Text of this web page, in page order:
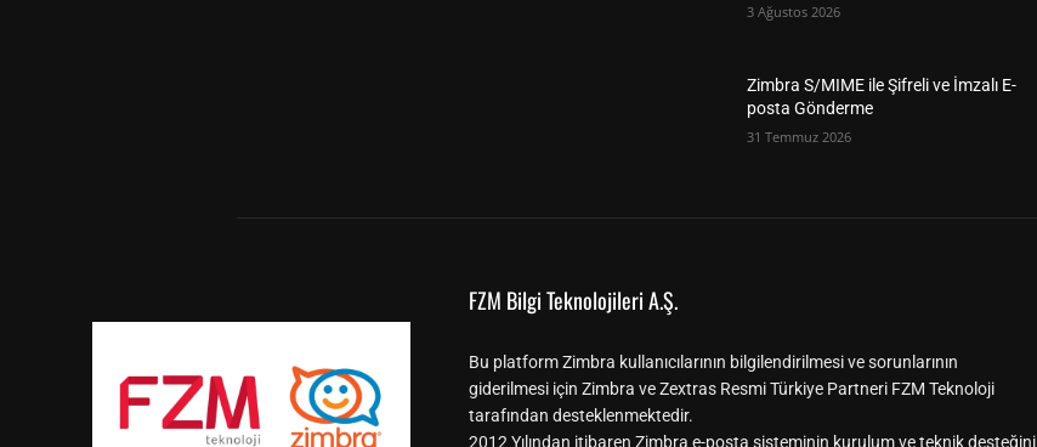
3 Ağustos 2026
Zimbra S/MIME ile Şifreli ve İmzalı E-
posta Gönderme
31 Temmuz 2026
FZM Bilgi Teknolojileri A.Ş.
Bu platform Zimbra kullanıcılarının bilgilendirilmesi ve sorunlarının
giderilmesi için Zimbra ve Zextras Resmi Türkiye Partneri FZM Teknoloji
tarafından desteklenmektedir.
2012 Yılından itibaren Zimbra e-posta sisteminin kurulum ve teknik desteğini